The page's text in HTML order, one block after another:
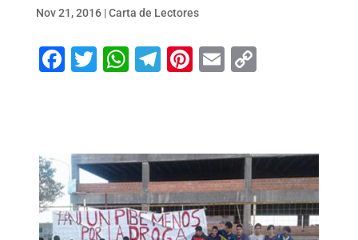
Nov 21, 2016|Carta de Lectores
Facebook
Twitter
WhatsApp
Telegram
Pinterest
EmailCopy